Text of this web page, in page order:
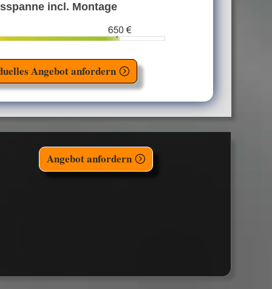
incl. Montage
Angebot anfordern
Angebot anfordern